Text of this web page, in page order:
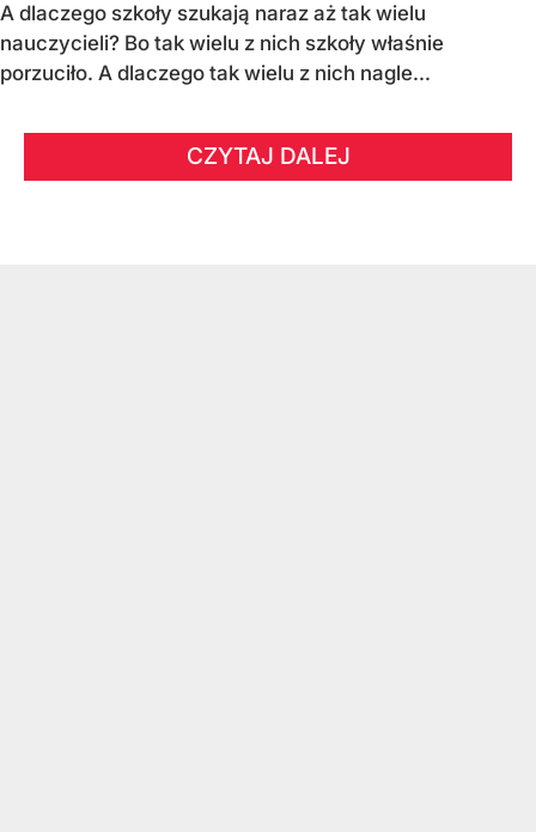
A dlaczego szkoły szukają naraz aż tak wielu
nauczycieli? Bo tak wielu z nich szkoły właśnie
porzuciło. A dlaczego tak wielu z nich nagle...
CZYTAJ DALEJ